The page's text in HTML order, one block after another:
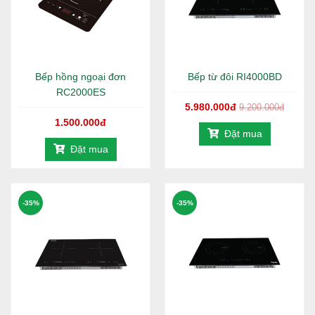
Robot hút bụi và lau nhà Rapido R8 là sản phẩm cao
cấp của Rapido được tích hợp nhiều tính năng như
hút bụi, lau nhà, đèn UV diệt khuẩn. Với động cơ
Bếp hồng ngoại đơn
RC2000ES
1.500.000đ
Đặt mua
Bếp từ đôi RI4000BD
5.980.000đ 9.200.000đ
Đặt mua
-35% -35%